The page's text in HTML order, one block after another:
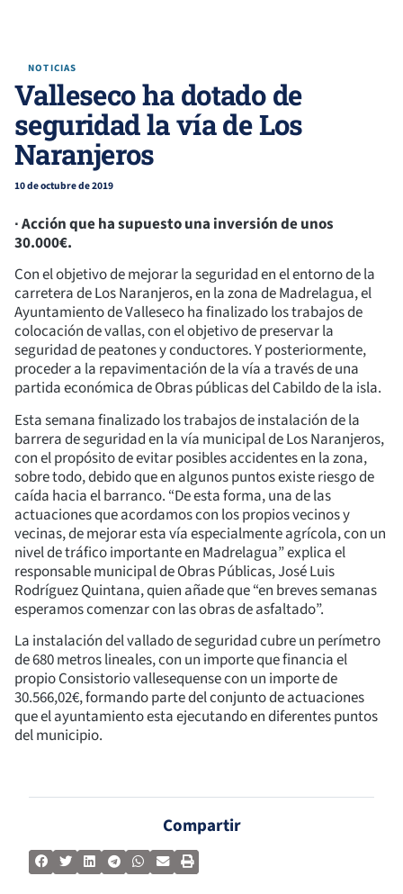
NOTICIAS
Valleseco ha dotado de
seguridad la vía de Los
Naranjeros
10 de octubre de 2019
∙ Acción que ha supuesto una inversión de unos
30.000€.
Con el objetivo de mejorar la seguridad en el entorno de la
carretera de Los Naranjeros, en la zona de Madrelagua, el
Ayuntamiento de Valleseco ha finalizado los trabajos de
colocación de vallas, con el objetivo de preservar la
seguridad de peatones y conductores. Y posteriormente,
proceder a la repavimentación de la vía a través de una
partida económica de Obras públicas del Cabildo de la isla.
Esta semana finalizado los trabajos de instalación de la
barrera de seguridad en la vía municipal de Los Naranjeros,
con el propósito de evitar posibles accidentes en la zona,
sobre todo, debido que en algunos puntos existe riesgo de
caída hacia el barranco. “De esta forma, una de las
actuaciones que acordamos con los propios vecinos y
vecinas, de mejorar esta vía especialmente agrícola, con un
nivel de tráfico importante en Madrelagua” explica el
responsable municipal de Obras Públicas, José Luis
Rodríguez Quintana, quien añade que “en breves semanas
esperamos comenzar con las obras de asfaltado”.
La instalación del vallado de seguridad cubre un perímetro
de 680 metros lineales, con un importe que financia el
propio Consistorio vallesequense con un importe de
30.566,02€, formando parte del conjunto de actuaciones
que el ayuntamiento esta ejecutando en diferentes puntos
del municipio.
Compartir